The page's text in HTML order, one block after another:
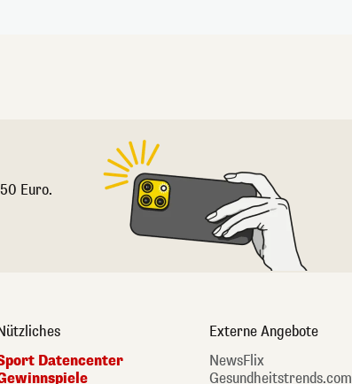
Euro.
Datencenter
Externe Angebote
NewsFlix
Gesundheitstrends.com